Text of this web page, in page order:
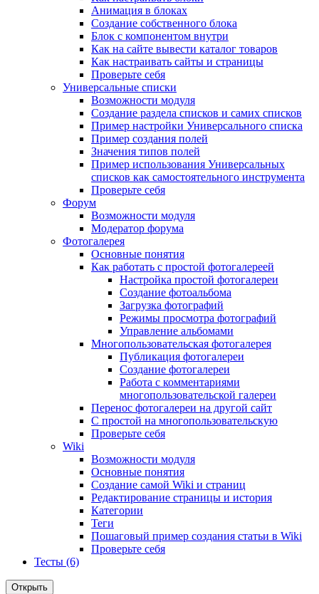
Анимация в блоках
Создание собственного блока
Блок с компонентом внутри
Как на сайте вывести каталог товаров
Как настраивать сайты и страницы
Проверьте себя
Универсальные списки
Возможности модуля
Создание раздела списков и самих списков
Пример настройки Универсального списка
Пример создания полей
Значения типов полей
Пример использования Универсальных
списков как самостоятельного инструмента
Проверьте себя
Форум
Возможности модуля
Модератор форума
Фотогалерея
Основные понятия
Как работать с простой фотогалереей
Настройка простой фотогалереи
Создание фотоальбома
Загрузка фотографий
Режимы просмотра фотографий
Управление альбомами
Многопользовательская фотогалерея
Публикация фотогалереи
Создание фотогалереи
Работа с комментариями
многопользовательской галереи
Перенос фотогалереи на другой сайт
С простой на многопользовательскую
Проверьте себя
Wiki
Возможности модуля
Основные понятия
Создание самой Wiki и страниц
Редактирование страницы и история
Категории
Теги
Пошаговый пример создания статьи в Wiki
Проверьте себя
Тесты (6)
Открыть